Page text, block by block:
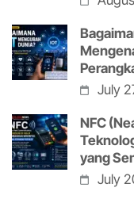
July
NFC
yang
July